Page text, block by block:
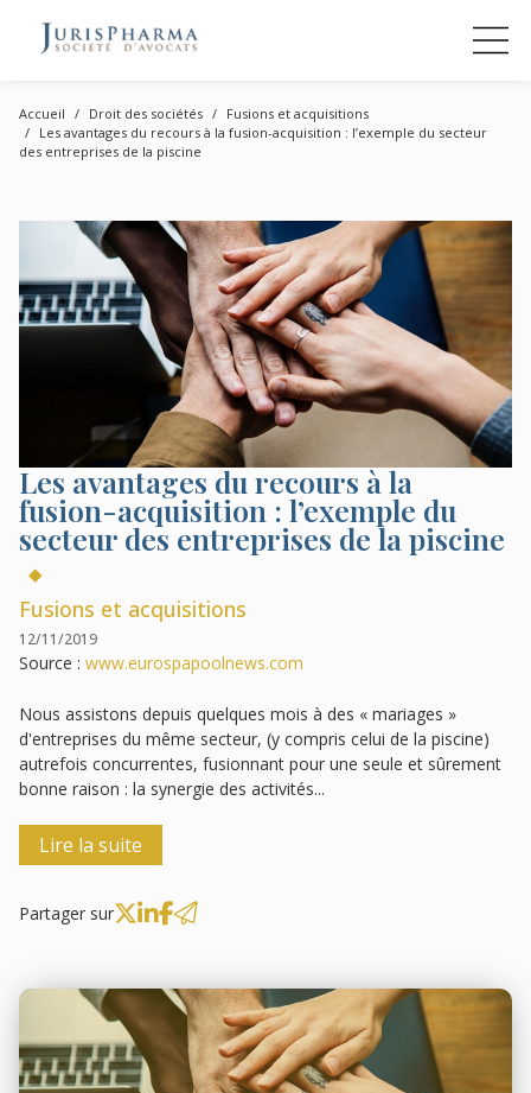
Accueil Droit des sociétés
Fusions et acquisitions
Les avantages du recours à la fusion-acquisition : l’exemple du secteur
des entreprises de la piscine
Les avantages du recours à la
fusion-acquisition : l’exemple du
secteur des entreprises de la piscine
Fusions et acquisitions
12/11/2019
Source : www.eurospapoolnews.com
Nous assistons depuis quelques mois à des « mariages »
d'entreprises du même secteur, (y compris celui de la piscine)
autrefois concurrentes, fusionnant pour une seule et sûrement
bonne raison : la synergie des activités...
Lire la suite
Partager sur